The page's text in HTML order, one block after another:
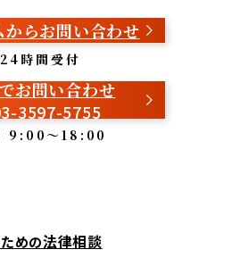
からお問い合わせ
24時間受付
お問い合わせ
3597-5755
9:00～18:00
めの法律相談